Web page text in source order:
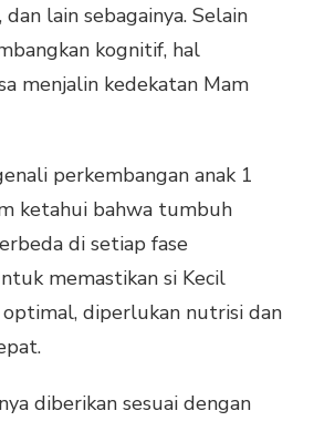
lain sebagainya. Selain
kognitif, hal
menjalin kedekatan Mam
perkembangan anak 1
ketahui bahwa tumbuh
di setiap fase
memastikan si Kecil
diperlukan nutrisi dan
diberikan sesuai dengan